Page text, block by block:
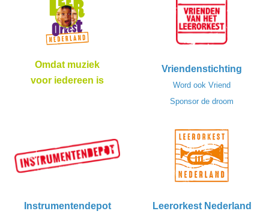
Omdat muziek
voor iedereen is
Vriendenstichting
Word ook Vriend
Sponsor de droom
Instrumentendepot Leerorkest Nederland